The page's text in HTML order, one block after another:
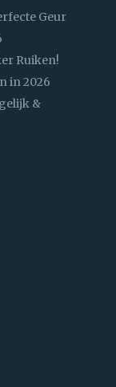
Geur
Ruiken!
in 2026
&